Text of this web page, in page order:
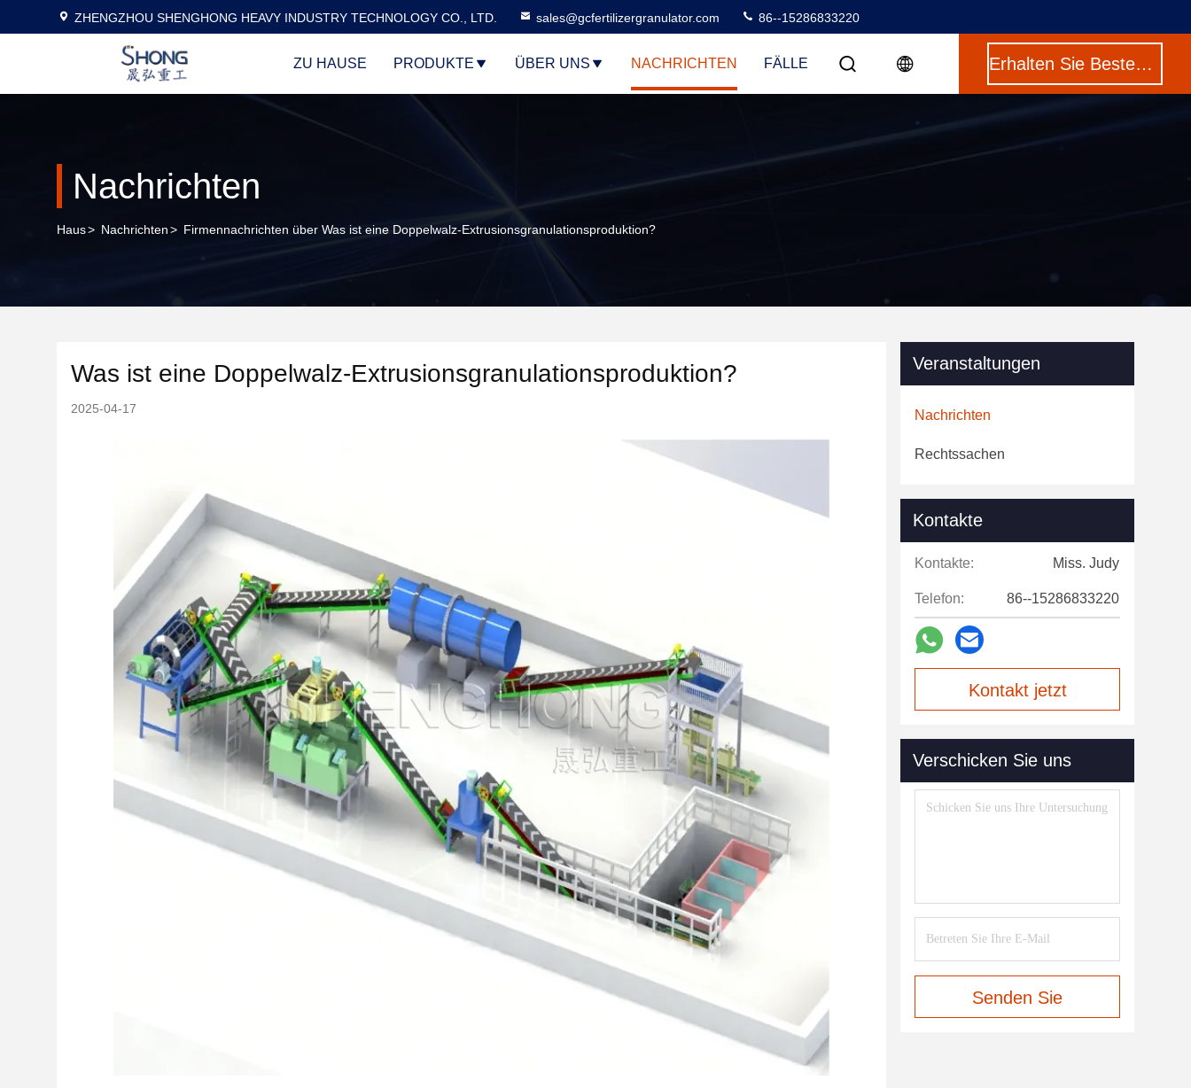
ZHENGZHOU SHENGHONG HEAVY INDUSTRY TECHNOLOGY CO., LTD. sales@gcfertilizergranulator.com 86--15286833220
ZU HAUSE PRODUKTE ÜBER UNS NACHRICHTEN FÄLLE Erhalten Sie Besten Preis
Nachrichten
Haus> Nachrichten> Firmennachrichten über Was ist eine Doppelwalz-Extrusionsgranulationsproduktion?
Was ist eine Doppelwalz-Extrusionsgranulationsproduktion?
2025-04-17
Veranstaltungen
Nachrichten
Rechtssachen
Kontakte
Kontakte: Miss. Judy
Telefon: 86--15286833220
Kontakt jetzt
Verschicken Sie uns
Senden Sie